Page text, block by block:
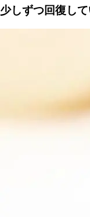
少しずつ回復し